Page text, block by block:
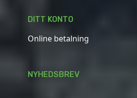
DITT KONTO
Online betalning
NYHEDSBREV